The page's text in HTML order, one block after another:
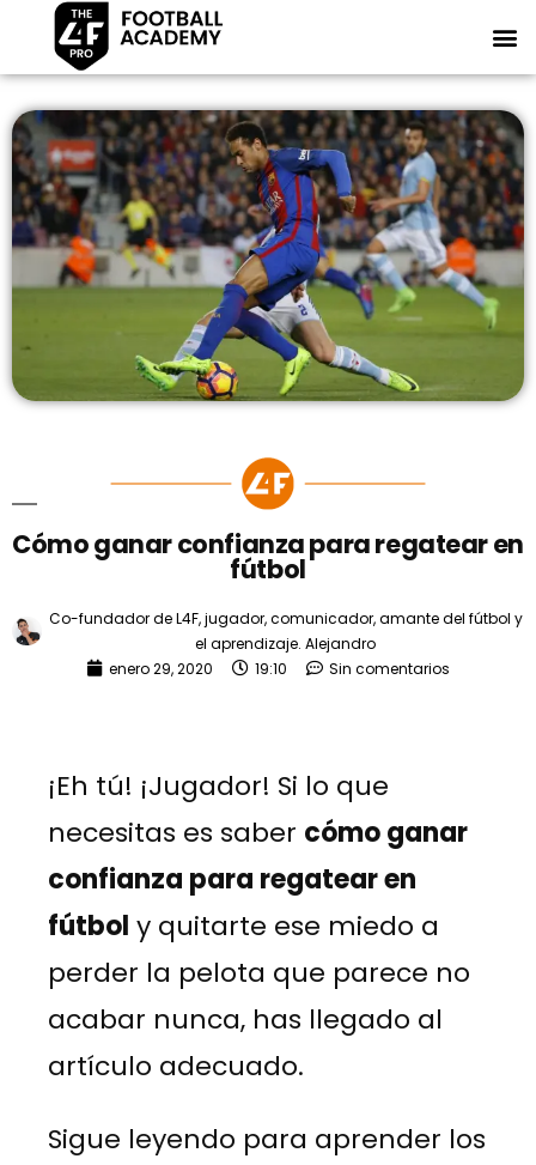
Cómo ganar confianza para regatear en
fútbol
Co-fundador de L4F, jugador, comunicador, amante del fútbol y
el aprendizaje. Alejandro
enero 29, 2020
19:10 Sin comentarios
¡Eh tú! ¡Jugador! Si lo que
necesitas es saber cómo ganar
confianza para regatear en
fútbol y quitarte ese miedo a
perder la pelota que parece no
acabar nunca, has llegado al
artículo adecuado.
Sigue leyendo para aprender los